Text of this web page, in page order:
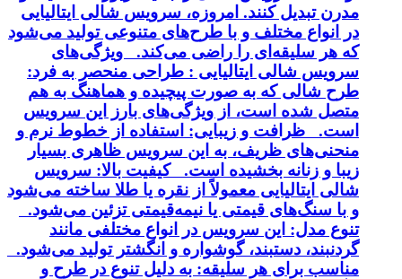
مدرن تبدیل کنند. امروزه، سرویس شالی ایتالیایی
در انواع مختلف و با طرح‌های متنوعی تولید می‌شود
که هر سلیقه‌ای را راضی می‌کند. ویژگی‌های
سرویس شالی ایتالیایی : طراحی منحصر به فرد:
طرح شالی که به صورت پیچیده و هماهنگ به هم
متصل شده است، از ویژگی‌های بارز این سرویس
است. ظرافت و زیبایی: استفاده از خطوط نرم و
منحنی‌های ظریف، به این سرویس ظاهری بسیار
زیبا و زنانه بخشیده است. کیفیت بالا: سرویس
شالی ایتالیایی معمولاً از نقره یا طلا ساخته می‌شود
و با سنگ‌های قیمتی یا نیمه‌قیمتی تزئین می‌شود.
تنوع مدل: این سرویس در انواع مختلفی مانند
گردنبند، دستبند، گوشواره و انگشتر تولید می‌شود.
مناسب برای هر سلیقه: به دلیل تنوع در طرح و